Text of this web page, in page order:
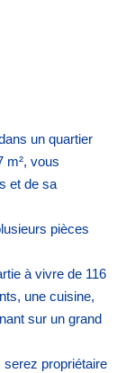
un quartier
m², vous
et de sa
pièces
à vivre de 116
une cuisine,
sur un grand
propriétaire